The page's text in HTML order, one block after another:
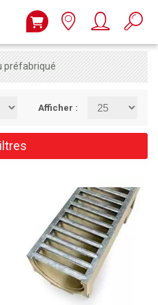
préfabriqué
Afficher :